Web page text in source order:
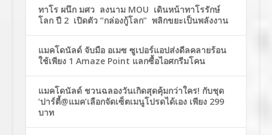
ทาโร ผนึก มศว ลงนาม MOU เดินหน้าทาโรรักษ์
โลก ปี 2 เปิดตัว “กล่องกู้โลก” พลิกขยะเป็นพลังงาน
แมคโดนัลด์ จับมือ อเมซ ซูเปอร์แอปส่งดีลคลายร้อน
ใช้เพียง 1 Amaze Point แลกซื้อไอศกรีมโคน
แมคโดนัลด์ ชวนฉลองวันเกิดสุดคุ้มกว่าใคร! กับชุด
‘ปาร์ตี้@แมค’เลือกจัดเซ็ตเมนูโปรดได้เอง เพียง 299
บาท